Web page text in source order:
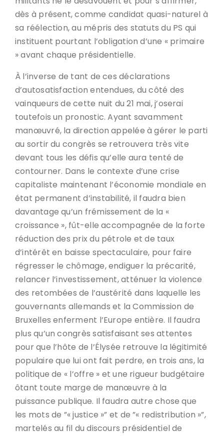
dès à présent, comme candidat quasi-naturel à
sa réélection, au mépris des statuts du PS qui
instituent pourtant l’obligation d’une « primaire
» avant chaque présidentielle.
À l’inverse de tant de ces déclarations
d’autosatisfaction entendues, du côté des
vainqueurs de cette nuit du 21 mai, j’oserai
toutefois un pronostic. Ayant savamment
manœuvré, la direction appelée à gérer le parti
au sortir du congrès se retrouvera très vite
devant tous les défis qu’elle aura tenté de
contourner. Dans le contexte d’une crise
capitaliste maintenant l’économie mondiale en
état permanent d’instabilité, il faudra bien
davantage qu’un frémissement de la «
croissance », fût-elle accompagnée de la forte
réduction des prix du pétrole et de taux
d’intérêt en baisse spectaculaire, pour faire
régresser le chômage, endiguer la précarité,
relancer l’investissement, atténuer la violence
des retombées de l’austérité dans laquelle les
gouvernants allemands et la Commission de
Bruxelles enferment l’Europe entière. Il faudra
plus qu’un congrès satisfaisant ses attentes
pour que l’hôte de l’Élysée retrouve la légitimité
populaire que lui ont fait perdre, en trois ans, la
politique de « l’offre » et une rigueur budgétaire
ôtant toute marge de manœuvre à la
puissance publique. Il faudra autre chose que
les mots de ”« justice »” et de ”« redistribution »”,
martelés au fil du discours présidentiel de